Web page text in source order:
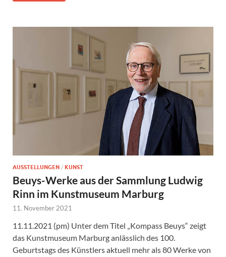
AUSSTELLUNGEN / KUNST
Beuys-Werke aus der Sammlung Ludwig
Rinn im Kunstmuseum Marburg
11. November 2021
11.11.2021 (pm) Unter dem Titel „Kompass Beuys“ zeigt
das Kunstmuseum Marburg anlässlich des 100.
Geburtstags des Künstlers aktuell mehr als 80 Werke von